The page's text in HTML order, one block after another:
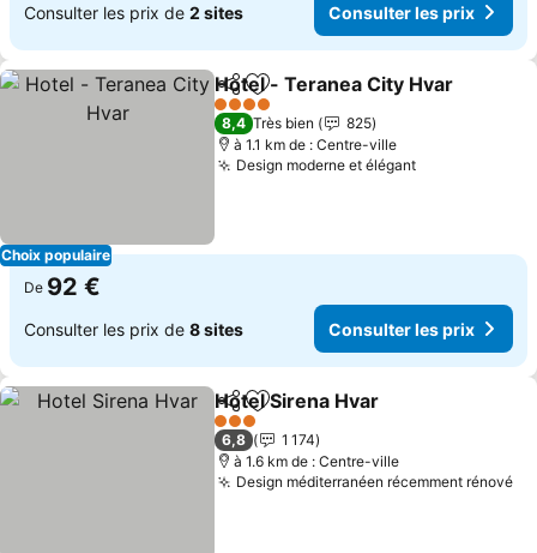
Consulter les prix de 2 sites Consulter les prix
Choix populaire
PartagerAjouter à mes favoris
Hotel - Teranea City Hvar
4 Étoiles
8,4 Très bien
825
à 1.1 km de : Centre-ville
Design moderne et élégant
De 92 €
Consulter les prix de 8 sites Consulter les prix
PartagerAjouter à mes favoris
Hotel Sirena Hvar
3 Étoiles
6,8
1 174
à 1.6 km de : Centre-ville
Design méditerranéen récemment rénové